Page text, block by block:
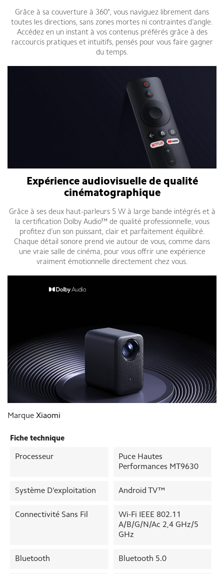
Grâce à sa couverture à 360°, vous naviguez librement dans
toutes les directions, sans zones mortes ni contraintes d’angle.
Accédez en un instant à vos contenus préférés grâce à des
raccourcis pratiques et intuitifs, pensés pour vous faire gagner
du temps.
Expérience audiovisuelle de qualité
cinématographique
Grâce à ses deux haut-parleurs 5 W à large bande intégrés et à
la certification Dolby Audio™ de qualité professionnelle, vous
profitez d’un son puissant, clair et parfaitement équilibré.
Chaque détail sonore prend vie autour de vous, comme dans
une vraie salle de cinéma, pour vous offrir une expérience
vraiment émotionnelle directement chez vous.
Marque Xiaomi
Fiche technique
Processeur
Puce Hautes
Performances MT9630
Système D'exploitation Android TV™
Connectivité Sans Fil
Wi-Fi IEEE 802.11
A/b/g/n/ac 2,4 GHz/5
GHz
Bluetooth Bluetooth 5.0